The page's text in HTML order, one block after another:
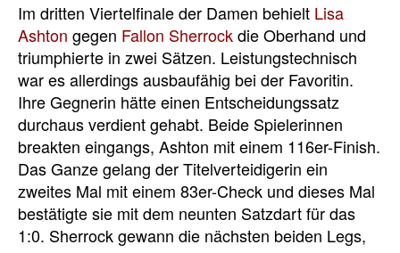
Im dritten Viertelfinale der Damen behielt Lisa
Ashton gegen Fallon Sherrockdie Oberhand und
triumphierte in zwei Sätzen. Leistungstechnisch
war es allerdings ausbaufähig bei der Favoritin.
Ihre Gegnerin hätte einen Entscheidungssatz
durchaus verdient gehabt. Beide Spielerinnen
breakten eingangs, Ashton mit einem 116er-Finish.
Das Ganze gelang der Titelverteidigerin ein
zweites Mal mit einem 83er-Check und dieses Mal
bestätigte sie mit dem neunten Satzdart für das
1:0. Sherrock gewann die nächsten beiden Legs,